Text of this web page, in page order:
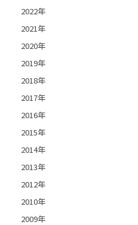
2022年
2021年
2020年
2019年
2018年
2017年
2016年
2015年
2014年
2013年
2012年
2010年
2009年